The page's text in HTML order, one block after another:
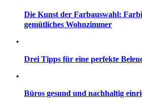
Die Kunst der Farbauswahl:
gemütliches Wohnzimmer
Drei Tipps für eine perfekte
Büros gesund und nachhaltig